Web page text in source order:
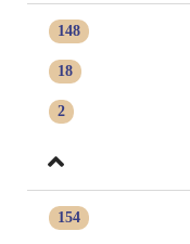
148
18
2
154